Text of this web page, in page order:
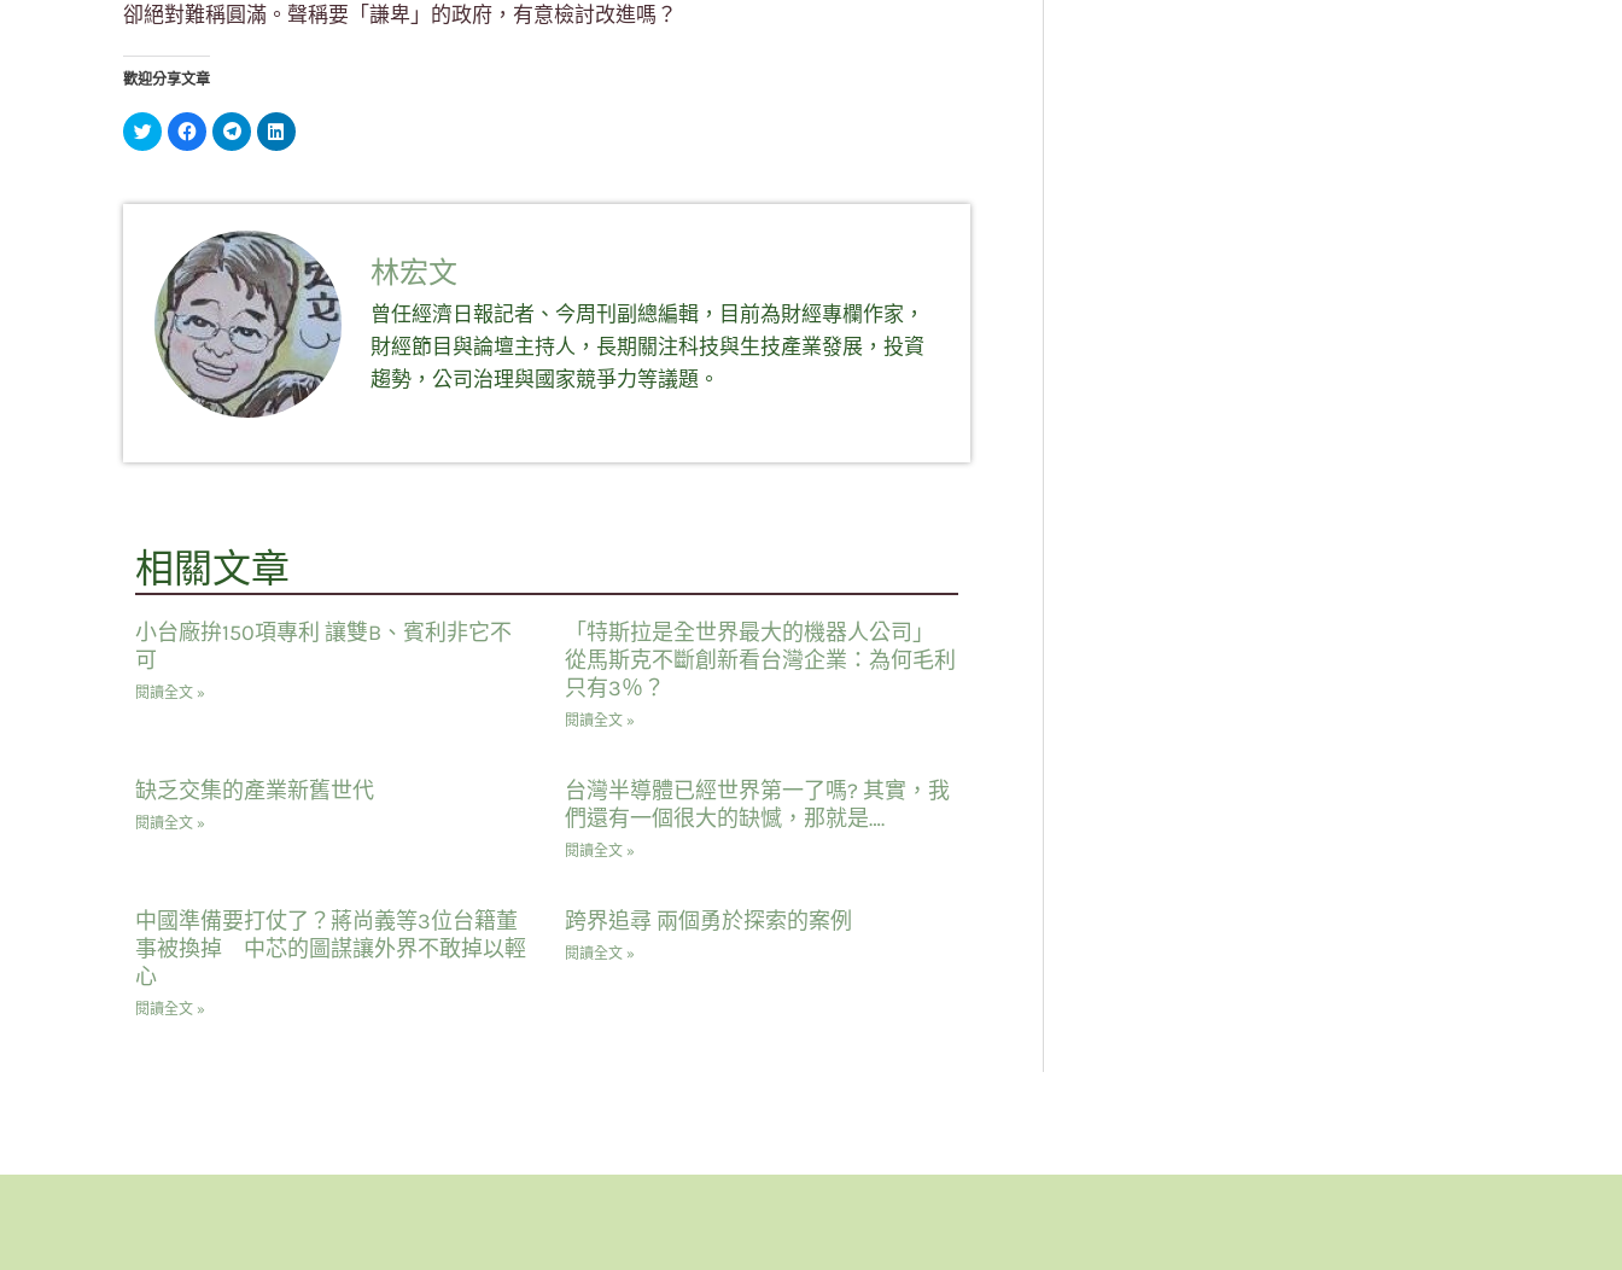
卻絕對難稱圓滿。聲稱要「謙卑」的政府，有意檢討改進嗎？
歡迎分享文章
分
享
視
按
一
享
Facebook(在
新
視
窗
中
開
啟)
按
一
享
Telegram(在
新
視
窗
中
開
啟)
分
享
視
開
啟) 林宏文
曾任經濟日報記者、今周刊副總編輯，目前為財經專欄作家，
財經節目與論壇主持人，長期關注科技與生技產業發展，投資
趨勢，公司治理與國家競爭力等議題。
相關文章
小台廠拚150項專利 讓雙B、賓利非它不
可
閱讀全文 »
「特斯拉是全世界最大的機器人公司」
從馬斯克不斷創新看台灣企業：為何毛利
只有3％？
閱讀全文 »
缺乏交集的產業新舊世代
閱讀全文 »
台灣半導體已經世界第一了嗎? 其實，我
們還有一個很大的缺憾，那就是….
閱讀全文 »
中國準備要打仗了？蔣尚義等3位台籍董
事被換掉 中芯的圖謀讓外界不敢掉以輕
心
閱讀全文 »
跨界追尋 兩個勇於探索的案例
閱讀全文 »